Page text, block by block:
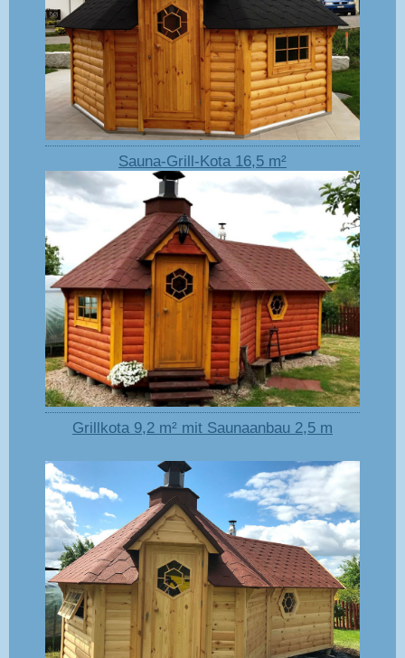
Sauna-Grill-Kota 16,5 m²
Grillkota 9,2 m² mit Saunaanbau 2,5 m